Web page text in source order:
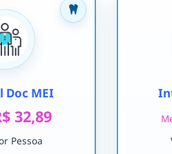
MEI
32,89
Pessoa